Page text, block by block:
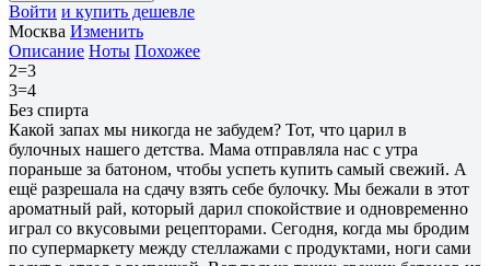
Войти и купить дешевле
Москва Изменить
Описание Ноты Похожее
2=3
3=4
Без спирта
Какой запах мы никогда не забудем? Тот, что царил в
булочных нашего детства. Мама отправляла нас с утра
пораньше за батоном, чтобы успеть купить самый свежий. А
ещё разрешала на сдачу взять себе булочку. Мы бежали в этот
ароматный рай, который дарил спокойствие и одновременно
играл со вкусовыми рецепторами. Сегодня, когда мы бродим
по супермаркету между стеллажами с продуктами, ноги сами